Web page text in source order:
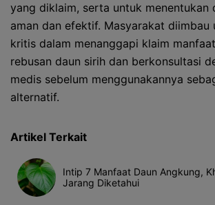
yang diklaim, serta untuk menentukan
aman dan efektif. Masyarakat diimbau
kritis dalam menanggapi klaim
rebusan daun sirih dan berkonsultasi
medis sebelum menggunakannya
alternatif.
Artikel Terkait
Intip 7 Manfaat Daun Angkung,
Jarang Diketahui